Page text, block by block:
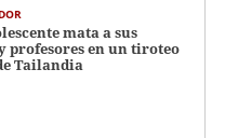
mata a sus
profesores en un tiroteo
Tailandia